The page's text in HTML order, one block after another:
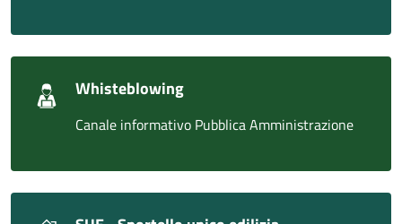
Whisteblowing
Canale informativo Pubblica Amministrazione